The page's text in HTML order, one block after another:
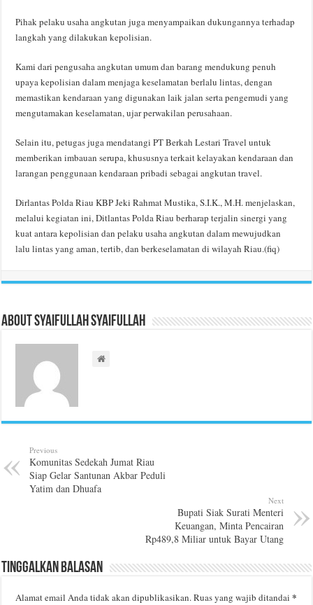
Pihak pelaku usaha angkutan juga menyampaikan dukungannya terhadap
langkah yang dilakukan kepolisian.
Kami dari pengusaha angkutan umum dan barang mendukung penuh
upaya kepolisian dalam menjaga keselamatan berlalu lintas, dengan
memastikan kendaraan yang digunakan laik jalan serta pengemudi yang
mengutamakan keselamatan, ujar perwakilan perusahaan.
Selain itu, petugas juga mendatangi PT Berkah Lestari Travel untuk
memberikan imbauan serupa, khususnya terkait kelayakan kendaraan dan
larangan penggunaan kendaraan pribadi sebagai angkutan travel.
Dirlantas Polda Riau KBP Jeki Rahmat Mustika, S.I.K., M.H. menjelaskan,
melalui kegiatan ini, Ditlantas Polda Riau berharap terjalin sinergi yang
kuat antara kepolisian dan pelaku usaha angkutan dalam mewujudkan
lalu lintas yang aman, tertib, dan berkeselamatan di wilayah Riau.(fiq)
About Syaifullah Syaifullah
Previous
Komunitas Sedekah Jumat Riau
Siap Gelar Santunan Akbar Peduli
Yatim dan Dhuafa
Next
Bupati Siak Surati Menteri
Keuangan, Minta Pencairan
Rp489,8 Miliar untuk Bayar Utang
Tinggalkan Balasan
Alamat email Anda tidak akan dipublikasikan.Ruas yang wajib ditandai*